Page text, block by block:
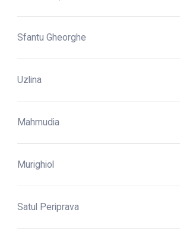
Sfantu Gheorghe
Uzlina
Mahmudia
Murighiol
Satul Periprava